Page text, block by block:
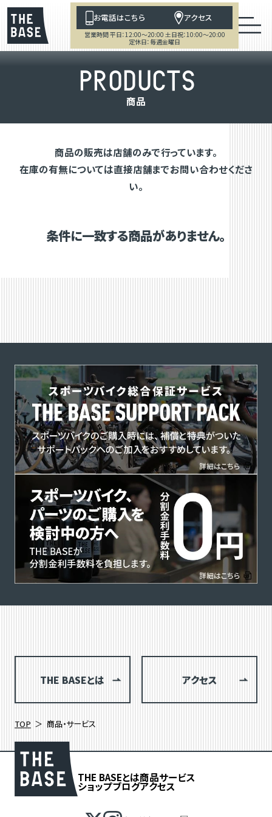
お電話はこちら アクセス
営業時間 平日：12:00～20:00 土日祝：10:00～20:00
定休日：毎週金曜日
PRODUCTS
商品
商品の販売は店舗のみで行っています。
在庫の有無については直接店舗までお問い合わせくださ
い。
条件に一致する商品がありません。
THE BASEとは アクセス
TOP 商品・サービス
THE BASEとは商品サービス
ショップブログアクセス